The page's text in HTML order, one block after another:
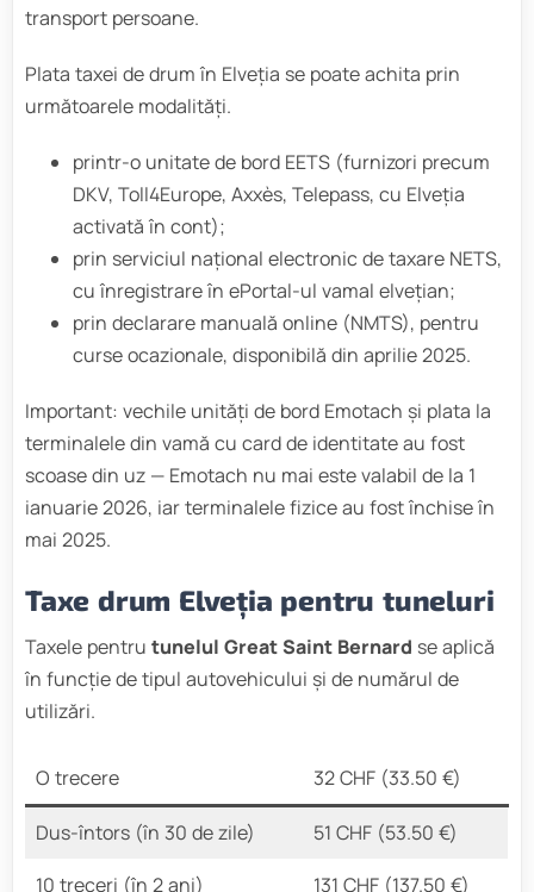
transport persoane.
Plata taxei de drum în Elveția se poate achita prin
următoarele modalități.
printr-o unitate de bord EETS (furnizori precum
DKV, Toll4Europe, Axxès, Telepass, cu Elveția
activată în cont);
prin serviciul național electronic de taxare NETS,
cu înregistrare în ePortal-ul vamal elvețian;
prin declarare manuală online (NMTS), pentru
curse ocazionale, disponibilă din aprilie 2025.
Important: vechile unități de bord Emotach și plata la
terminalele din vamă cu card de identitate au fost
scoase din uz — Emotach nu mai este valabil de la 1
ianuarie 2026, iar terminalele fizice au fost închise în
mai 2025.
Taxe drum Elveția pentru tuneluri
Taxele pentru tunelul Great Saint Bernard se aplică
în funcție de tipul autovehicului și de numărul de
utilizări.
O trecere 32 CHF (33.50 €)
Dus-întors (în 30 de zile)
51 CHF (53.50 €)
10 treceri (în 2 ani)
131 CHF (137.50 €)